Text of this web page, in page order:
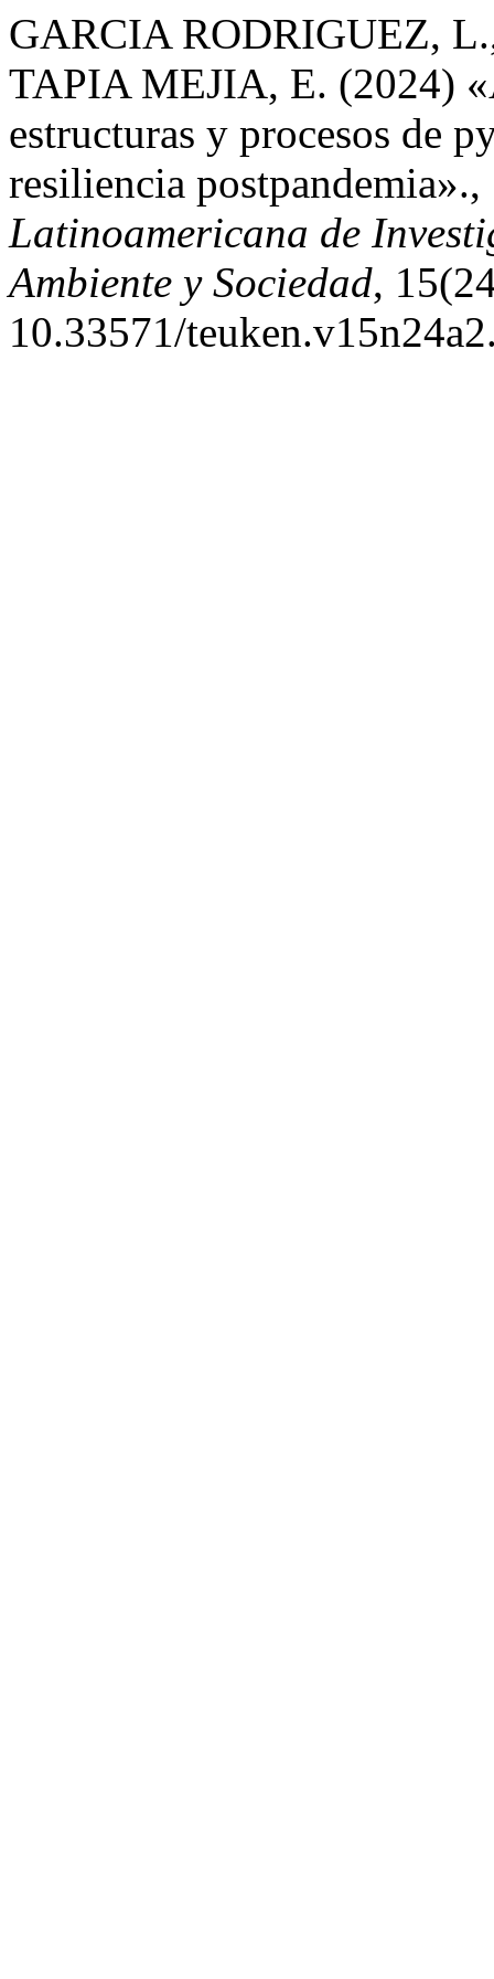
GARCIA RODRIGUEZ,
TAPIA MEJIA, E. (2024)
estructuras y procesos de
resiliencia postpandemia».,
Latinoamericana de
Ambiente y Sociedad,
10.33571/